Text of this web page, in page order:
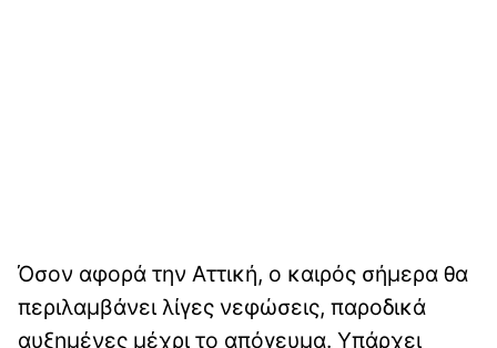
Όσον αφορά την Αττική, ο καιρός σήμερα θα
περιλαμβάνει λίγες νεφώσεις, παροδικά
αυξημένες μέχρι το απόγευμα. Υπάρχει